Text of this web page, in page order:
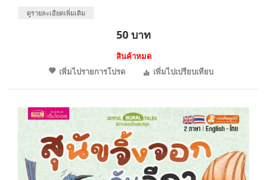
ดูรายละเอียดเพิ่มเติม
50 บาท
สินค้าหมด
เพิ่มไปรายการโปรด
เพิ่มไปเปรียบเทียบ